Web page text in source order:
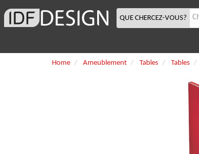
QUE CHERCEZ-VOUS?
Home Ameublement Tables Tables